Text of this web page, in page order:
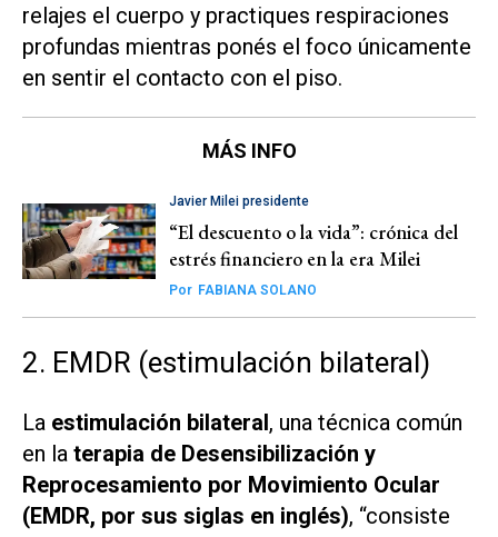
relajes el cuerpo y practiques respiraciones
profundas mientras ponés el foco únicamente
en sentir el contacto con el piso.
MÁS INFO
Javier Milei presidente
“El descuento o la vida”: crónica del
estrés financiero en la era Milei
Por FABIANA SOLANO
2. EMDR (estimulación bilateral)
La estimulación bilateral, una técnica común
en la terapia de Desensibilización y
Reprocesamiento por Movimiento Ocular
(EMDR, por sus siglas en inglés), “consiste